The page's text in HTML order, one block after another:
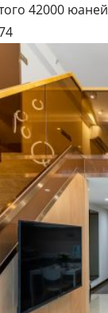
42000 юаней